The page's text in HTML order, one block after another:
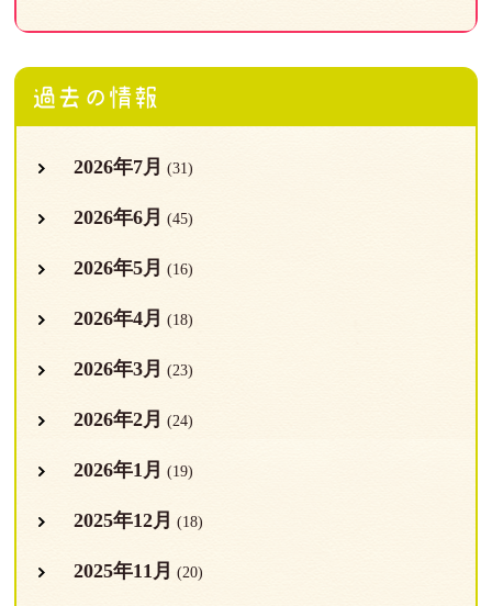
過去の情報
2026年7月 (31)
2026年6月 (45)
2026年5月 (16)
2026年4月 (18)
2026年3月 (23)
2026年2月 (24)
2026年1月 (19)
2025年12月 (18)
2025年11月 (20)